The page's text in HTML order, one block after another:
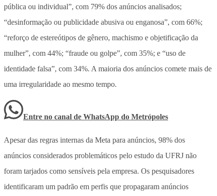
pública ou individual”, com 79% dos anúncios analisados;
“desinformação ou publicidade abusiva ou enganosa”, com 66%;
“reforço de estereótipos de gênero, machismo e objetificação da
mulher”, com 44%; “fraude ou golpe”, com 35%; e “uso de
identidade falsa”, com 34%. A maioria dos anúncios comete mais de
uma irregularidade ao mesmo tempo.
Entre no canal de WhatsApp do Metrópoles
Apesar das regras internas da Meta para anúncios, 98% dos
anúncios considerados problemáticos pelo estudo da UFRJ não
foram tarjados como sensíveis pela empresa. Os pesquisadores
identificaram um padrão em perfis que propagaram anúncios